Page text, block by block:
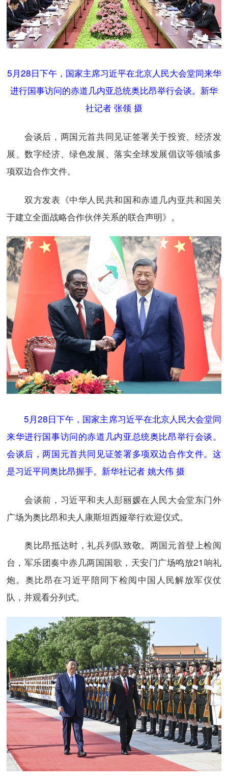
5月28日下午，国家主席习近平在北京人民大会堂同来华
进行国事访问的赤道几内亚总统奥比昂举行会谈。新华
社记者 张领 摄
会谈后，两国元首共同见证签署关于投资、经济发
展、数字经济、绿色发展、落实全球发展倡议等领域多
项双边合作文件。
双方发表《中华人民共和国和赤道几内亚共和国关
于建立全面战略合作伙伴关系的联合声明》。
5月28日下午，国家主席习近平在北京人民大会堂同
来华进行国事访问的赤道几内亚总统奥比昂举行会谈。
会谈后，两国元首共同见证签署多项双边合作文件。这
是习近平同奥比昂握手。新华社记者 姚大伟 摄
会谈前，习近平和夫人彭丽媛在人民大会堂东门外
广场为奥比昂和夫人康斯坦西娅举行欢迎仪式。
奥比昂抵达时，礼兵列队致敬。两国元首登上检阅
台，军乐团奏中赤几两国国歌，天安门广场鸣放21响礼
炮。奥比昂在习近平陪同下检阅中国人民解放军仪仗
队，并观看分列式。